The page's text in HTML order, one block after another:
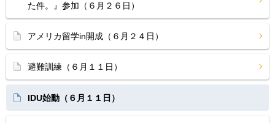
た件。』参加（６月２６日）
アメリカ留学in開成（６月２４日）
避難訓練（６月１１日）
IDU始動（６月１１日）